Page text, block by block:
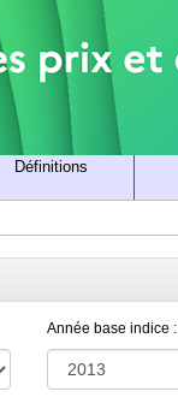
Définitions
Année base indice :